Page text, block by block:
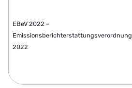
EBeV 2022 –
Emissionsberichterstattungsverordnung
2022